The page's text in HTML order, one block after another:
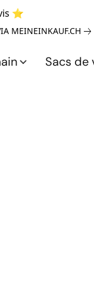
⭐
MEINEINKAUF.CH
Sacs